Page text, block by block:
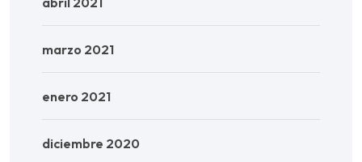
marzo 2021
enero 2021
diciembre 2020